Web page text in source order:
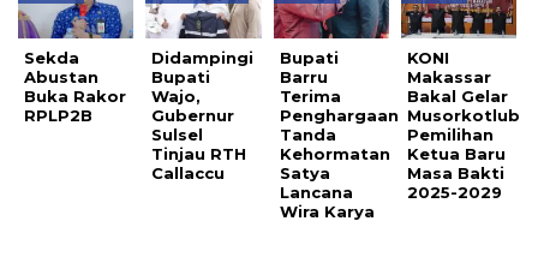
Sekda
Abustan
Buka Rakor
RPLP2B
Didampingi
Bupati
Wajo,
Gubernur
Sulsel
Tinjau RTH
Callaccu
Bupati
Barru
Terima
Penghargaan
Tanda
Kehormatan
Satya
Lancana
Wira Karya
KONI
Makassar
Bakal Gelar
Musorkotlub
Pemilihan
Ketua Baru
Masa Bakti
2025-2029